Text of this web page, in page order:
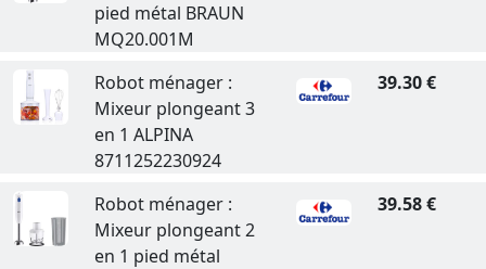
pied métal BRAUN
MQ20.001M
Robot ménager :
Mixeur plongeant 3
en 1 ALPINA
8711252230924
39.30 €
Robot ménager :
Mixeur plongeant 2
en 1 pied métal
39.58 €